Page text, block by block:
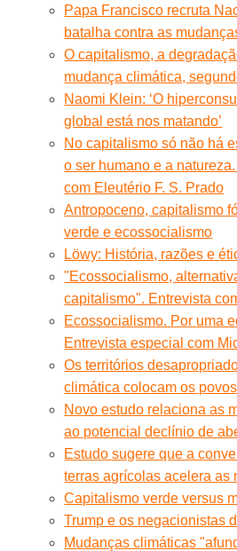
Papa Francisco recruta
batalha contra as
O capitalismo, a
mudança climática,
Naomi Klein: ‘O
global está nos matando’
No capitalismo só não há
o ser humano e a
com Eleutério F. S. Prado
Antropoceno, capitalismo
verde e ecossocialismo
Löwy: História, razões e
"Ecossocialismo,
capitalismo". Entrevista
Ecossocialismo. Por uma
Entrevista especial com
Os territórios
climática colocam os
Novo estudo relaciona as
ao potencial declínio de
Estudo sugere que a
terras agrícolas acelera as
Capitalismo verde versus
Trump e os negacionistas
Mudanças climáticas